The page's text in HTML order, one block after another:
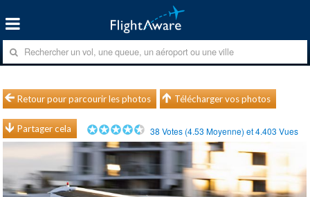
Retour pour parcourir les photos Télécharger vos photos
Partager cela 38 Votes (4.53 Moyenne) et4.403 Vues